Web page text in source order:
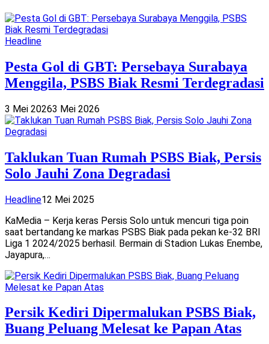
Headline
Pesta Gol di GBT: Persebaya Surabaya
Menggila, PSBS Biak Resmi Terdegradasi
3 Mei 20263 Mei 2026
Taklukan Tuan Rumah PSBS Biak, Persis
Solo Jauhi Zona Degradasi
Headline12 Mei 2025
KaMedia – Kerja keras Persis Solo untuk mencuri tiga poin
saat bertandang ke markas PSBS Biak pada pekan ke-32 BRI
Liga 1 2024/2025 berhasil. Bermain di Stadion Lukas Enembe,
Jayapura,…
Persik Kediri Dipermalukan PSBS Biak,
Buang Peluang Melesat ke Papan Atas